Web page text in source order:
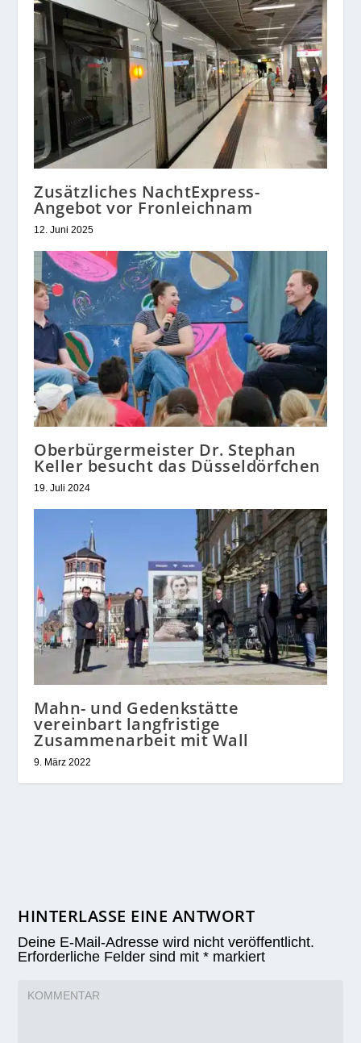
Zusätzliches NachtExpress-
Angebot vor Fronleichnam
12. Juni 2025
Oberbürgermeister Dr. Stephan
Keller besucht das Düsseldörfchen
19. Juli 2024
Mahn- und Gedenkstätte
vereinbart langfristige
Zusammenarbeit mit Wall
9. März 2022
HINTERLASSE EINE ANTWORT
Deine E-Mail-Adresse wird nicht veröffentlicht.
Erforderliche Felder sind mit* markiert